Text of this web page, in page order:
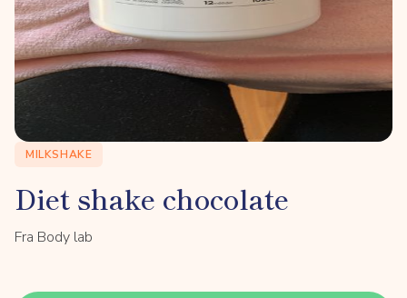
MILKSHAKE
Diet shake chocolate
Fra Body lab